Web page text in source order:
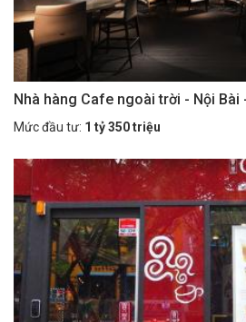
Nhà hàng Cafe ngoài trời - Nội Bài
Mức đầu tư: 1 tỷ 350 triệu